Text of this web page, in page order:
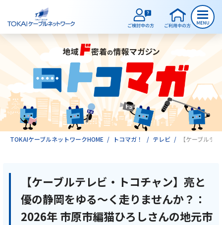
ご検討中のお客様
ご利用中のお客様
サービスのご案内
テレビ
TOKAIケーブルネットワークHOME トコマガ！ テレビ 【ケーブルテ
【ケーブルテレビ・トコチャン】亮と
優の静岡をゆる～く走りませんか？：
2026年 市原市編猫ひろしさんの地元市